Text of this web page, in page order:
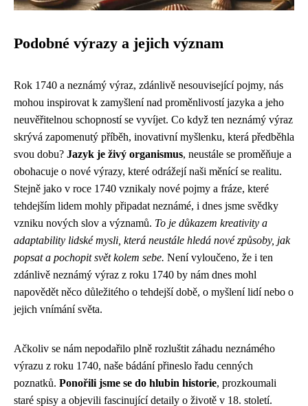
Podobné výrazy a jejich význam
Rok 1740 a neznámý výraz, zdánlivě nesouvisející pojmy, nás
mohou inspirovat k zamyšlení nad proměnlivostí jazyka a jeho
neuvěřitelnou schopností se vyvíjet. Co když ten neznámý výraz
skrývá zapomenutý příběh, inovativní myšlenku, která předběhla
svou dobu? Jazyk je živý organismus, neustále se proměňuje a
obohacuje o nové výrazy, které odrážejí naši měnící se realitu.
Stejně jako v roce 1740 vznikaly nové pojmy a fráze, které
tehdejším lidem mohly připadat neznámé, i dnes jsme svědky
vzniku nových slov a významů. To je důkazem kreativity a
adaptability lidské mysli, která neustále hledá nové způsoby, jak
popsat a pochopit svět kolem sebe. Není vyloučeno, že i ten
zdánlivě neznámý výraz z roku 1740 by nám dnes mohl
napovědět něco důležitého o tehdejší době, o myšlení lidí nebo o
jejich vnímání světa.
Ačkoliv se nám nepodařilo plně rozluštit záhadu neznámého
výrazu z roku 1740, naše bádání přineslo řadu cenných
poznatků. Ponořili jsme se do hlubin historie, prozkoumali
staré spisy a objevili fascinující detaily o životě v 18. století.